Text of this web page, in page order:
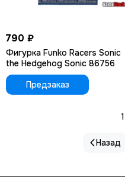
790 ₽
Фигурка Funko Racers Sonic
the Hedgehog Sonic 86756
Предзаказ
Назад
1